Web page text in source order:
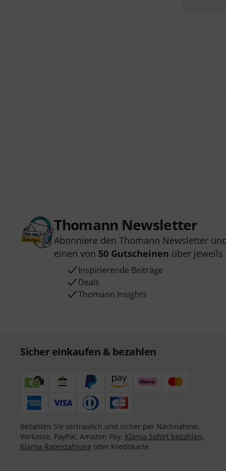
Thomann Newsletter
Abonniere den Thomann Newsletter
einen von 50 Gutscheinen über jeweils
Inspirierende Beiträge
Deals
Thomann Insights
Sicher einkaufen & bezahlen
Bezahlen Sie vertraulich und sicher per Nachnahme,
Vorkasse, PayPal, Amazon Pay, Klarna Sofort bezahlen,
Klarna Ratenzahlung oder Kreditkarte.